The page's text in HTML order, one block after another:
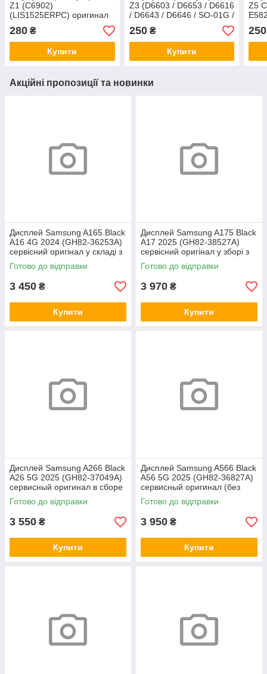
Z1 (C6902)
(LIS1525ERPC) оригинал
280 ₴
Купити
Z3 (D6603 / D6653 / D6616
/ D6643 / D6646 / SO-01G /
оригинал Китай
250₴
Купити
Z5
250
Акційні пропозиції та новинки
Дисплей Samsung A165 Black
A16 4G 2024 (GH82-36253A)
сервісний оригінал у складі з
рамкою
Готово до відправки
3 450 ₴
Купити
Дисплей Samsung A175 Black
A17 2025 (GH82-38527A)
сервісний оригінал у зборі з
рамкою
Готово до відправки
3 970 ₴
Купити
Дисплей Samsung A266 Black
A26 5G 2025 (GH82-37049A)
сервисный оригинал в сборе
с рамкой
Готово до відправки
3 550 ₴
Купити
Дисплей Samsung A566 Black
A56 5G 2025 (GH82-36827A)
сервисный оригинал (без
рамки)
Готово до відправки
3 950 ₴
Купити